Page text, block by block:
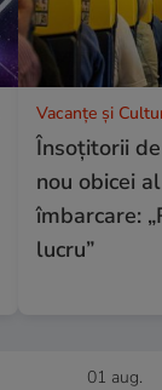
Vacanțe și
Însoțitorii
nou obicei
îmbarcare:
lucru”
01 aug.